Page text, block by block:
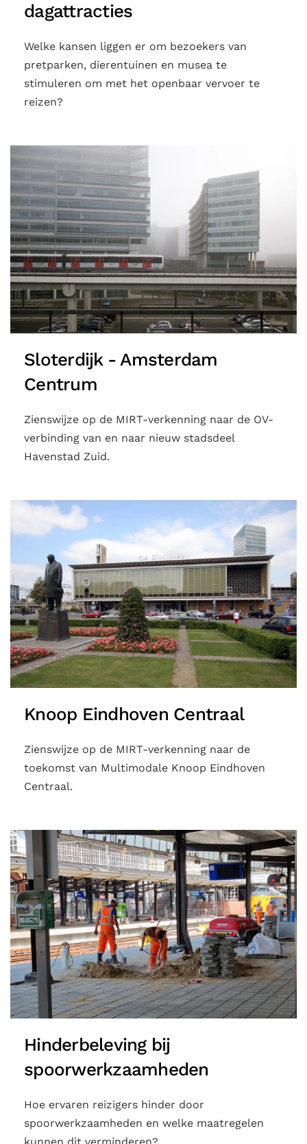
dagattracties
Welke kansen liggen er om bezoekers van
pretparken, dierentuinen en musea te
stimuleren om met het openbaar vervoer te
reizen?
Sloterdijk - Amsterdam
Centrum
Zienswijze op de MIRT-verkenning naar de OV-
verbinding van en naar nieuw stadsdeel
Havenstad Zuid.
Knoop Eindhoven Centraal
Zienswijze op de MIRT-verkenning naar de
toekomst van Multimodale Knoop Eindhoven
Centraal.
Hinderbeleving bij
spoorwerkzaamheden
Hoe ervaren reizigers hinder door
spoorwerkzaamheden en welke maatregelen
kunnen dit verminderen?